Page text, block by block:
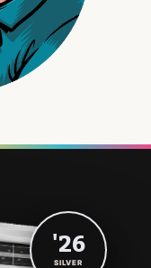
'26
SILVER